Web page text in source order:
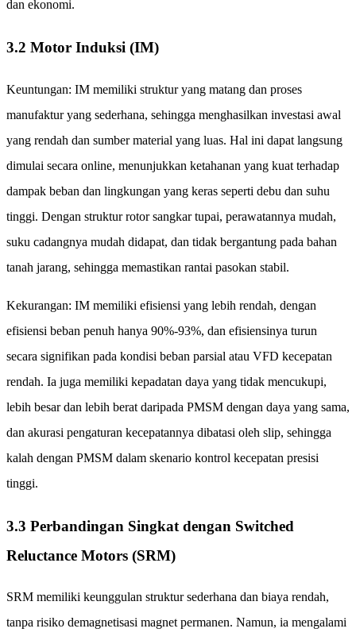
dan ekonomi.
3.2 Motor Induksi (IM)
Keuntungan: IM memiliki struktur yang matang dan proses
manufaktur yang sederhana, sehingga menghasilkan investasi awal
yang rendah dan sumber material yang luas. Hal ini dapat langsung
dimulai secara online, menunjukkan ketahanan yang kuat terhadap
dampak beban dan lingkungan yang keras seperti debu dan suhu
tinggi. Dengan struktur rotor sangkar tupai, perawatannya mudah,
suku cadangnya mudah didapat, dan tidak bergantung pada bahan
tanah jarang, sehingga memastikan rantai pasokan stabil.
Kekurangan: IM memiliki efisiensi yang lebih rendah, dengan
efisiensi beban penuh hanya 90%-93%, dan efisiensinya turun
secara signifikan pada kondisi beban parsial atau VFD kecepatan
rendah. Ia juga memiliki kepadatan daya yang tidak mencukupi,
lebih besar dan lebih berat daripada PMSM dengan daya yang sama,
dan akurasi pengaturan kecepatannya dibatasi oleh slip, sehingga
kalah dengan PMSM dalam skenario kontrol kecepatan presisi
tinggi.
3.3 Perbandingan Singkat dengan Switched
Reluctance Motors (SRM)
SRM memiliki keunggulan struktur sederhana dan biaya rendah,
tanpa risiko demagnetisasi magnet permanen. Namun, ia mengalami